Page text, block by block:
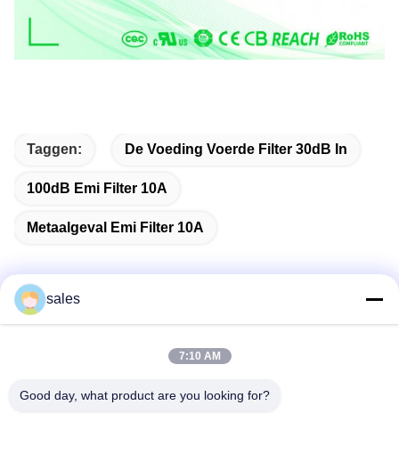
Taggen: De Voeding Voerde Filter 30dB In
100dB Emi Filter 10A
Metaalgeval Emi Filter 10A
Kamer 1301, Blok B, Rongchao New Times Plaza, Guanlan
sales
7:10 AM
Good day, what product are you looking for?